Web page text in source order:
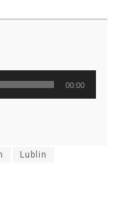
00:00
Lublin